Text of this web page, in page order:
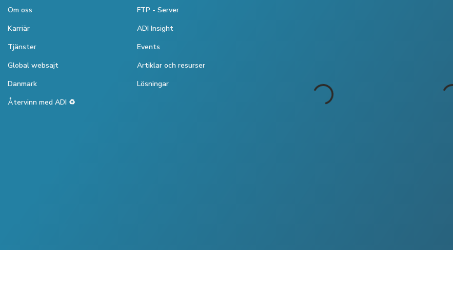
Om oss
Karriär
Tjänster
Global websajt
Danmark
Återvinn med ADI ♻️
FTP - Server
ADI Insight
Events
Artiklar och resurser
Lösningar